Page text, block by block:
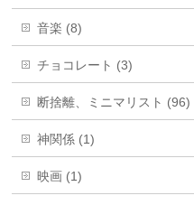
音楽 (8)
チョコレート (3)
断捨離、ミニマリスト (96)
神関係 (1)
映画 (1)